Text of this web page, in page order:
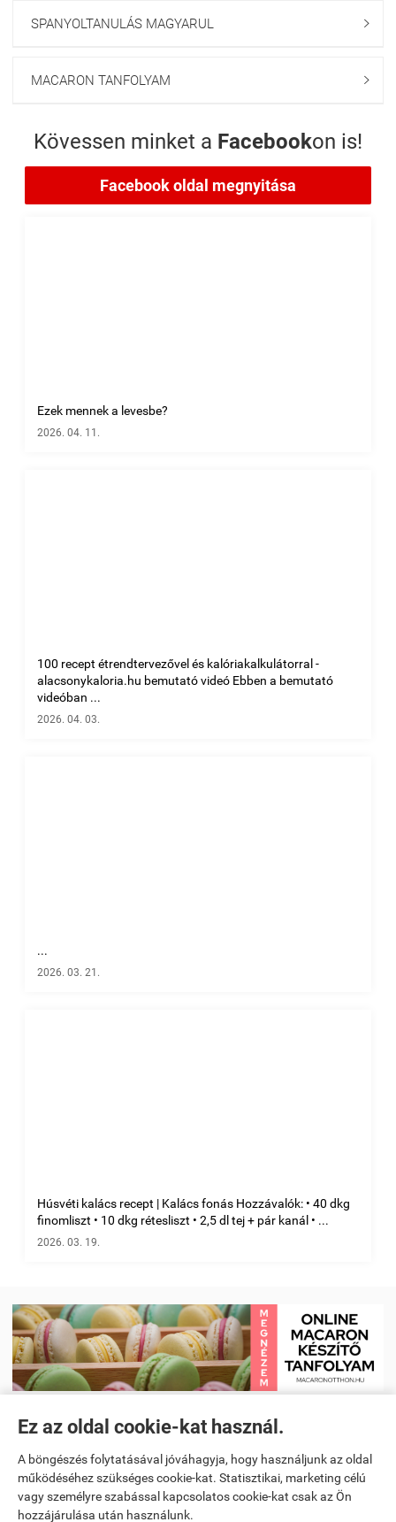
Ez az oldal cookie-kat használ.
A böngészés folytatásával jóváhagyja, hogy használjunk az oldal
működéséhez szükséges cookie-kat. Statisztikai, marketing célú
vagy személyre szabással kapcsolatos cookie-kat csak az Ön
hozzájárulása után használunk.
SPANYOLTANULÁS MAGYARUL 
MACARON TANFOLYAM 
Kövessen minket a Facebookon is!
Facebook oldal megnyitása
Ezek mennek a levesbe?
2026. 04. 11.
100 recept étrendtervezővel és kalóriakalkulátorral -
alacsonykaloria.hu bemutató videó Ebben a bemutató
videóban ...
2026. 04. 03.
...
2026. 03. 21.
Húsvéti kalács recept | Kalács fonás Hozzávalók: • 40 dkg
finomliszt • 10 dkg rétesliszt • 2,5 dl tej + pár kanál • ...
2026. 03. 19.
Receptkönyv e-book és Étrendtervező app|Kezdőlap
Videó receptek megtekintése|Macaron tanfolyam|
Spanyoltanulás magyarul - Online spanyol oktató alkalmazás